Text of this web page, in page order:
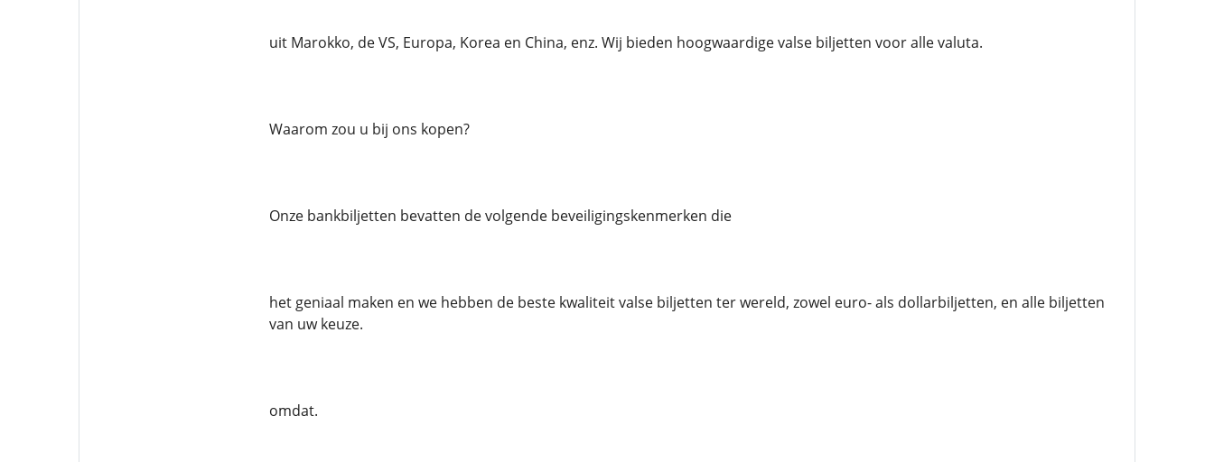
uit ​​Marokko, de VS, Europa, Korea en China, enz. Wij bieden hoogwaardige valse biljetten voor alle valuta.
Waarom zou u bij ons kopen?
Onze bankbiljetten bevatten de volgende beveiligingskenmerken die
het geniaal maken en we hebben de beste kwaliteit valse biljetten ter wereld, zowel euro- als dollarbiljetten, en alle biljetten
van uw keuze.
omdat.